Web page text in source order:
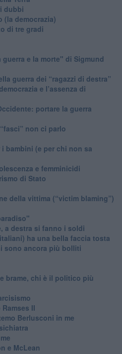
dubbi
(la democrazia)
di tre gradi
e la morte" di Sigmund
guerra dei “ragazzi di destra”
e l’assenza di
portare la guerra
non ci parlo
bambini (e per chi non sa
e femminicidi
di Stato
della vittima (“victim blaming”)
a destra si fanno i soldi
ha una bella faccia tosta
sono ancora più bolliti
brame, chi è il politico più
II
Berlusconi in me
e McLean